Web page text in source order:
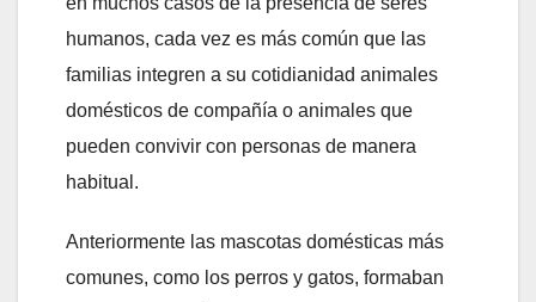
humanos, cada vez es más común que las
familias integren a su cotidianidad animales
domésticos de compañía o animales que
pueden convivir con personas de manera
habitual.
Anteriormente las mascotas domésticas más
comunes, como los perros y gatos, formaban